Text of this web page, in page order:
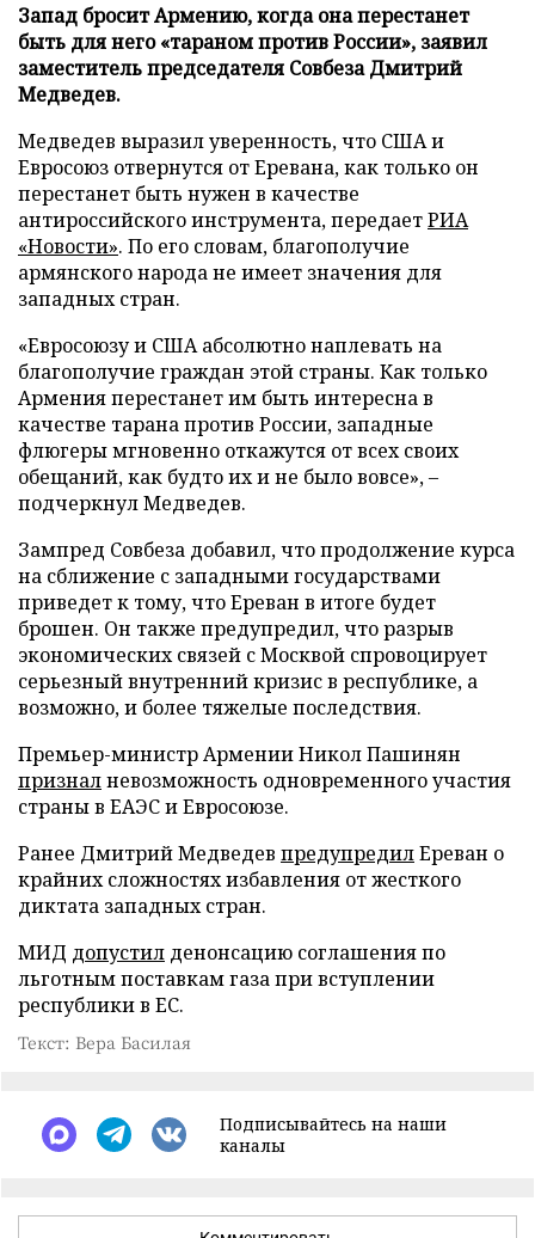
Запад бросит Армению, когда она перестанет
быть для него «тараном против России», заявил
заместитель председателя Совбеза Дмитрий
Медведев.
Медведев выразил уверенность, что США и
Евросоюз отвернутся от Еревана, как только он
перестанет быть нужен в качестве
антироссийского инструмента, передаетРИА
«Новости». По его словам, благополучие
армянского народа не имеет значения для
западных стран.
«Евросоюзу и США абсолютно наплевать на
благополучие граждан этой страны. Как только
Армения перестанет им быть интересна в
качестве тарана против России, западные
флюгеры мгновенно откажутся от всех своих
обещаний, как будто их и не было вовсе», –
подчеркнул Медведев.
Зампред Совбеза добавил, что продолжение курса
на сближение с западными государствами
приведет к тому, что Ереван в итоге будет
брошен. Он также предупредил, что разрыв
экономических связей с Москвой спровоцирует
серьезный внутренний кризис в республике, а
возможно, и более тяжелые последствия.
Премьер-министр Армении Никол Пашинян
призналневозможность одновременного участия
страны в ЕАЭС и Евросоюзе.
Ранее Дмитрий Медведев предупредилЕреван о
крайних сложностях избавления от жесткого
диктата западных стран.
МИД допустил денонсацию соглашения по
льготным поставкам газа при вступлении
республики в ЕС.
Текст: Вера Басилая
Подписывайтесь на наши
каналы